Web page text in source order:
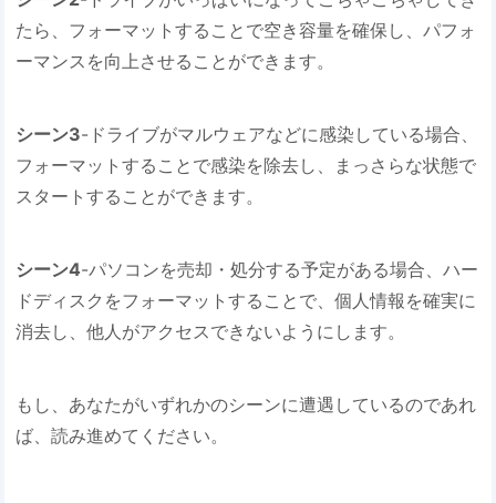
たら、フォーマットすることで空き容量を確保し、パフォ
ーマンスを向上させることができます。
シーン3-ドライブがマルウェアなどに感染している場合、
フォーマットすることで感染を除去し、まっさらな状態で
スタートすることができます。
シーン4-パソコンを売却・処分する予定がある場合、ハー
ドディスクをフォーマットすることで、個人情報を確実に
消去し、他人がアクセスできないようにします。
もし、あなたがいずれかのシーンに遭遇しているのであれ
ば、読み進めてください。